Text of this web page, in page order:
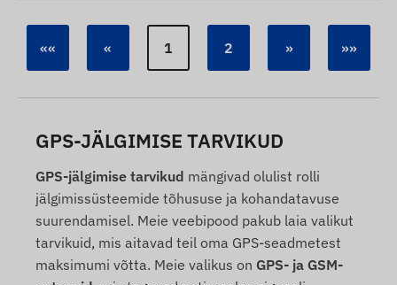
«« « 1 2 » »»
GPS-JÄLGIMISE TARVIKUD
GPS-jälgimise tarvikud mängivad olulist rolli
jälgimissüsteemide tõhususe ja kohandatavuse
suurendamisel. Meie veebipood pakub laia valikut
tarvikuid, mis aitavad teil oma GPS-seadmetest
maksimumi võtta. Meie valikus on GPS- ja GSM-